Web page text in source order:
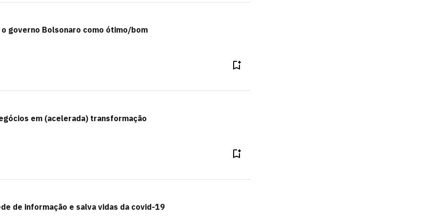
governo Bolsonaro como ótimo/bom
em (acelerada) transformação
de informação e salva vidas da covid-19